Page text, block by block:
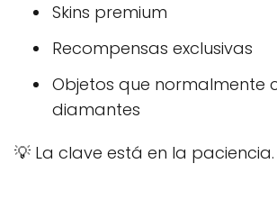
Skins premium
Recompensas exclusivas
Objetos que normalmente
diamantes
💡 La clave está en la paciencia.